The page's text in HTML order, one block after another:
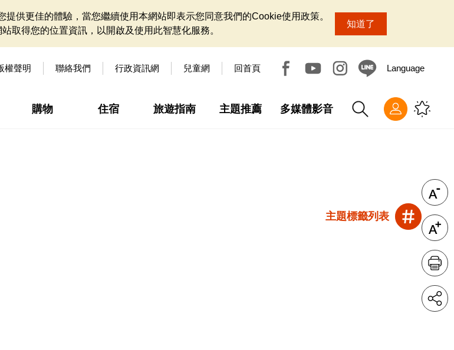
供更佳的體驗，當您繼續使用本網站即表示您同意我們的Cookie使用政策。
取得您的位置資訊，以開啟及使用此智慧化服務。
知道了
權聲明 聯絡我們 行政資訊網 兒童網 回首頁 Language
購物 住宿 旅遊指南 主題推薦 多媒體影音
主題標籤列表